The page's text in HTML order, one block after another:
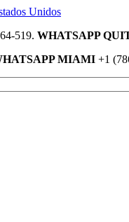
519. WHATSAPP
MIAMI +1